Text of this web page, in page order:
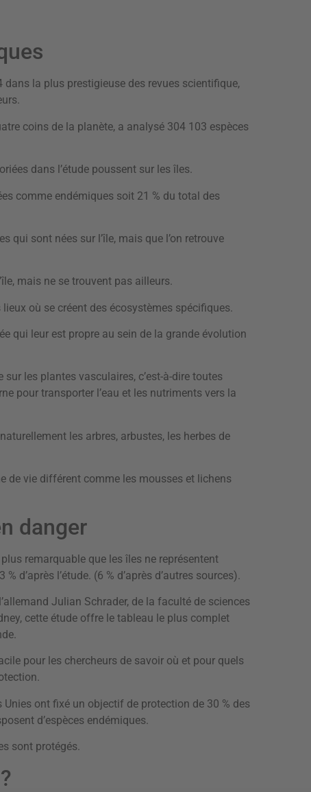
la plus prestigieuse des revues scientifique,
coins de la planète, a analysé 304 103 espèces
dans l’étude poussent sur les îles.
comme endémiques soit 21 % du total des
qui sont nées sur l’île, mais que l’on retrouve
mais ne se trouvent pas ailleurs.
où se créent des écosystèmes spécifiques.
qui leur est propre au sein de la grande évolution
les plantes vasculaires, c’est-à-dire toutes
pour transporter l’eau et les nutriments vers la
les arbres, arbustes, les herbes de
de vie différent comme les mousses et lichens
danger
remarquable que les îles ne représentent
d’après l’étude. (6 % d’après d’autres sources).
Julian Schrader, de la faculté de sciences
cette étude offre le tableau le plus complet
pour les chercheurs de savoir où et pour quels
Unies ont fixé un objectif de protection de 30 % des
d’espèces endémiques.
sont protégés.